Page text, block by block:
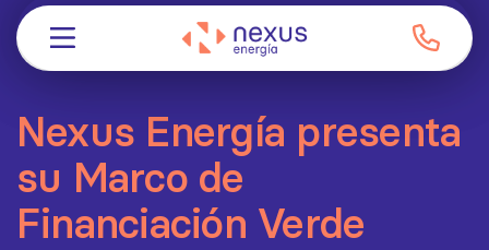
Nexus Energía presenta
su Marco de
Financiación Verde